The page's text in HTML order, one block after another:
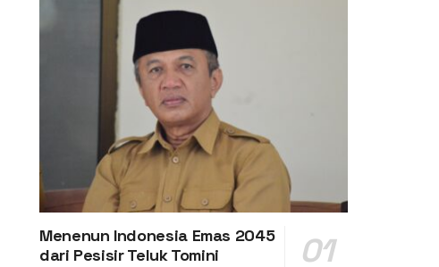
Menenun Indonesia Emas 2045
dari Pesisir Teluk Tomini